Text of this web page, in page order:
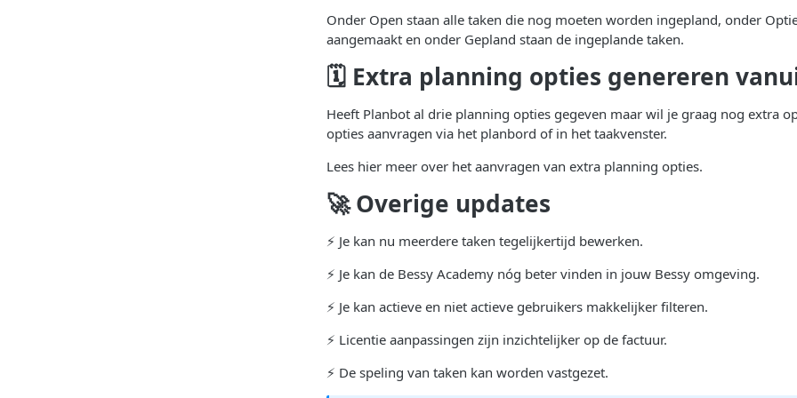
Onder Open staan alle taken die nog moeten worden ingepland, onder
aangemaakt en onder Gepland staan de ingeplande taken.
🗓 Extra planning opties genereren
Heeft Planbot al drie planning opties gegeven maar wil je graag nog extra
opties aanvragen via het planbord of in het taakvenster.
Lees hier meer over het aanvragen van extra planning opties.
🚀 Overige updates
⚡️ Je kan nu meerdere taken tegelijkertijd bewerken.
⚡️ Je kan de Bessy Academy nóg beter vinden in jouw Bessy omgeving.
⚡️ Je kan actieve en niet actieve gebruikers makkelijker filteren.
⚡️ Licentie aanpassingen zijn inzichtelijker op de factuur.
⚡️ De speling van taken kan worden vastgezet.